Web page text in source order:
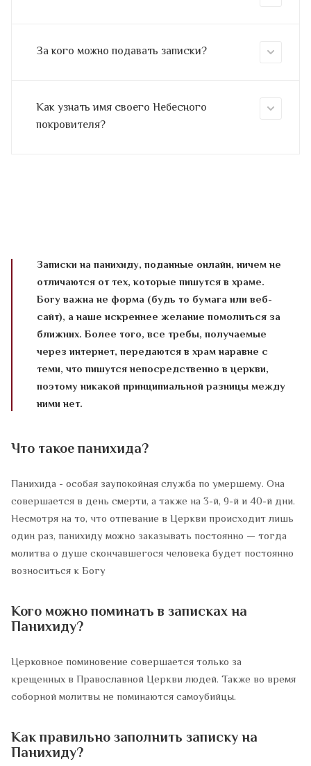
За кого можно подавать записки?
Как узнать имя своего Небесного
покровителя?
Записки на панихиду, поданные онлайн, ничем не
отличаются от тех, которые пишутся в храме.
Богу важна не форма (будь то бумага или веб-
сайт), а наше искреннее желание помолиться за
ближних. Более того, все требы, получаемые
через интернет, передаются в храм наравне с
теми, что пишутся непосредственно в церкви,
поэтому никакой принципиальной разницы между
ними нет.
Что такое панихида?
Панихида - особая заупокойная служба по умершему. Она
совершается в день смерти, а также на 3-й, 9-й и 40-й дни.
Несмотря на то, что отпевание в Церкви происходит лишь
один раз, панихиду можно заказывать постоянно — тогда
молитва о душе скончавшегося человека будет постоянно
возноситься к Богу
Кого можно поминать в записках на
Панихиду?
Церковное поминовение совершается только за
крещенных в Православной Церкви людей. Также во время
соборной молитвы не поминаются самоубийцы.
Как правильно заполнить записку на
Панихиду?